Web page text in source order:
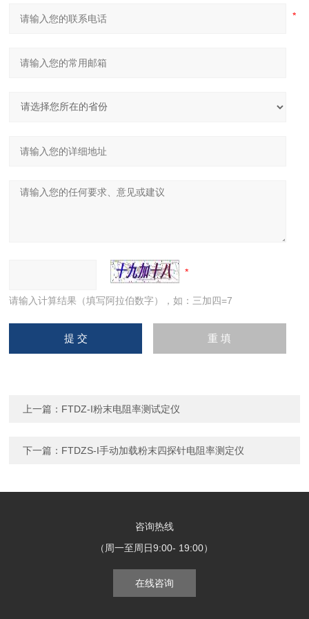
请输入计算结果（填写阿拉伯数字），如：三加四=7
上一篇： FTDZ-I粉末电阻率测试定仪
下一篇： FTDZS-I手动加载粉末四探针电阻率测定仪
咨询热线
（周一至周日9:00- 19:00）
在线咨询